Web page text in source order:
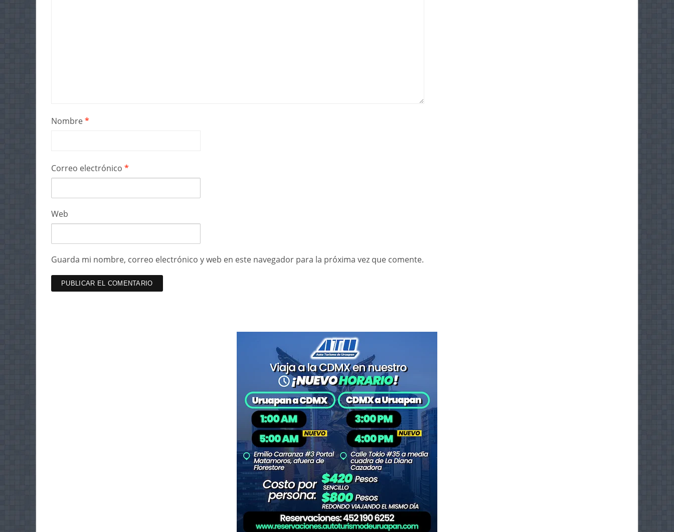
Nombre*
Correo electrónico *
Web
Guarda mi nombre, correo electrónico y web en este navegador para la próxima vez que comente.